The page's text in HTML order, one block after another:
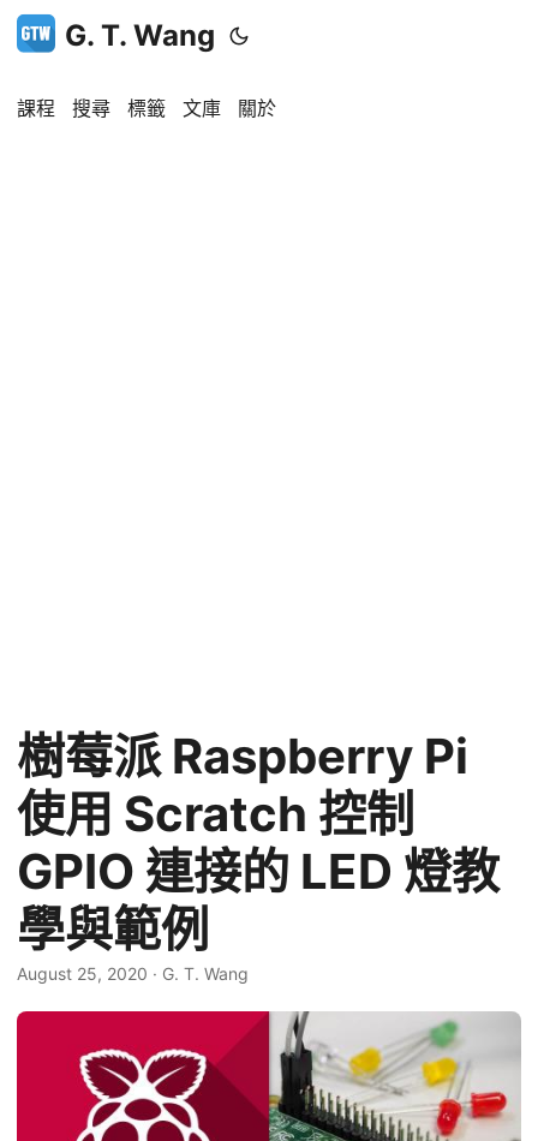
G. T. Wang
課程 搜尋 標籤 文庫 關於
樹莓派 Raspberry Pi
使用 Scratch 控制
GPIO 連接的 LED 燈教
學與範例
August 25, 2020 · G. T. Wang